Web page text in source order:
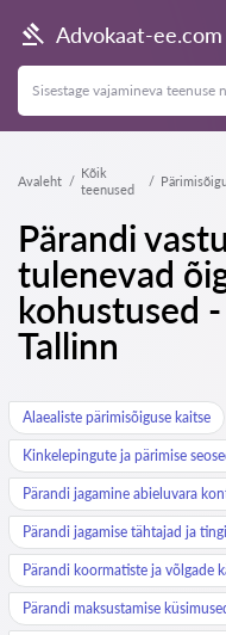
Advokaat-ee.com
Avaleht
Kõik
teenused
Pärandi
tulenevad
kohustused
Tallinn
Alaealiste pärimisõiguse kaitse
Kinkelepingute ja pärimise
Pärandi jagamine abieluvara
Pärandi jagamise tähtajad ja
Pärandi koormatiste ja võlgade
Pärandi maksustamise